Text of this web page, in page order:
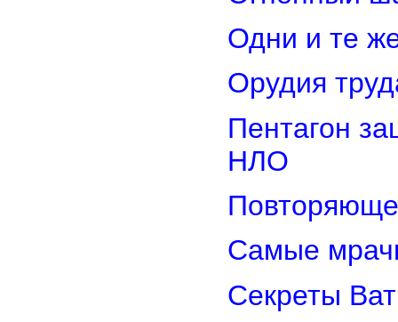
Одни и те
Орудия
Пентагон
НЛО
Самые
Секреты